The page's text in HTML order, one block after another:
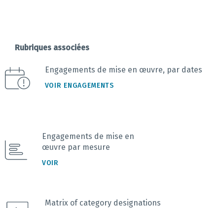
Rubriques associées
Engagements de mise en œuvre, par dates
VOIR ENGAGEMENTS
Engagements de mise en
œuvre par mesure
VOIR
Matrix of category designations